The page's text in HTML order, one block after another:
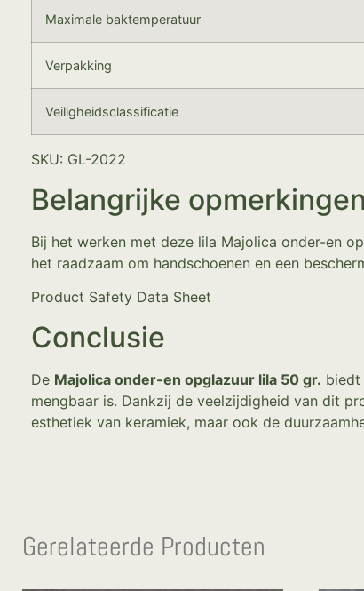
Maximale baktemperatuur
Verpakking
Veiligheidsclassificatie
SKU: GL-2022
Belangrijke
Bij het werken met deze lila Majolica onder-en
het raadzaam om handschoenen en een
Product Safety Data Sheet
Conclusie
De Majolica onder-en opglazuur lila 50 gr. biedt
mengbaar is. Dankzij de veelzijdigheid van dit
esthetiek van keramiek, maar ook de
Gerelateerde Producten